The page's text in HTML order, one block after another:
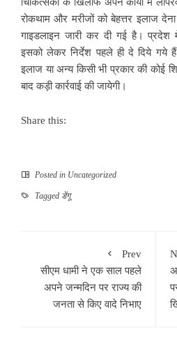
रोकथाम और मरीजों को बेहत्तर इलाज
गाइडलाइन जारी कर दी गई है। प्रदेश
इसको लेकर निर्देश पहले ही दे दिये गये
इलाज या अन्य किसी भी प्रकार की कोई
बाद कड़ी कार्रवाई की जायेगी।
Share this:
Posted in Uncategorized
Tagged डेंगू
Prev
सीएम धामी ने एक साल पहले
अपने जन्मदिन पर राज्य की
जनता से किए वादे निभाए